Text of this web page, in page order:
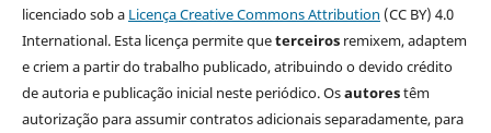
licenciado sob a Licença Creative Commons Attribution (CC BY) 4.0
International. Esta licença permite queterceirosremixem, adaptem
e criem a partir do trabalho publicado, atribuindo o devido crédito
de autoria e publicação inicial neste periódico. Osautorestêm
autorização para assumir contratos adicionais separadamente, para